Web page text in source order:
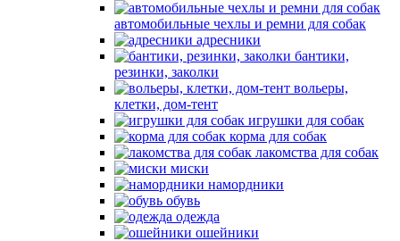
автомобильные чехлы и ремни для собак
адресники
бантики,
резинки, заколки
вольеры,
клетки, дом-тент
игрушки для собак
корма для собак
лакомства для собак
миски
намордники
обувь
одежда
ошейники